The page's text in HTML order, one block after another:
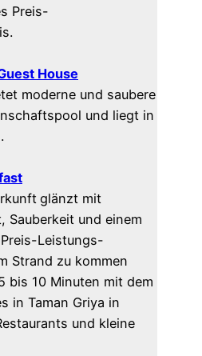
Preis-
House
moderne und saubere
und liegt in
glänzt mit
Sauberkeit und einem
Leistungs-
Strand zu kommen
bis 10 Minuten mit dem
in Taman Griya in
und kleine